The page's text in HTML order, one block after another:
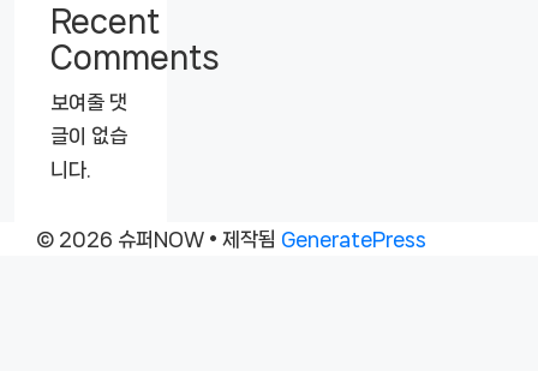
Recent
Comments
보여줄 댓
글이 없습
니다.
© 2026 슈퍼NOW • 제작됨 GeneratePress